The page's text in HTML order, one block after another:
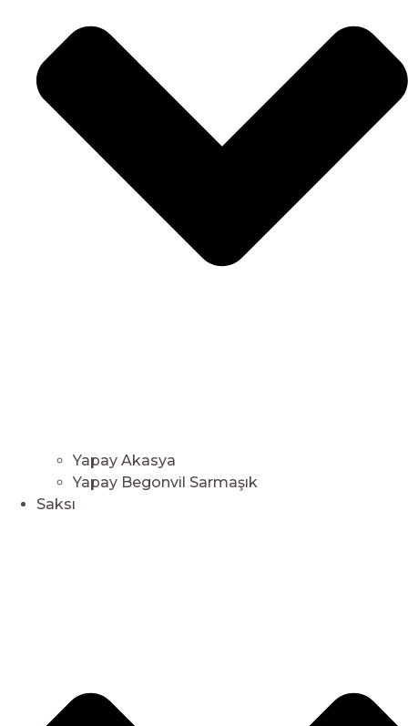
Yapay Akasya
Yapay Begonvil Sarmaşık
Saksı